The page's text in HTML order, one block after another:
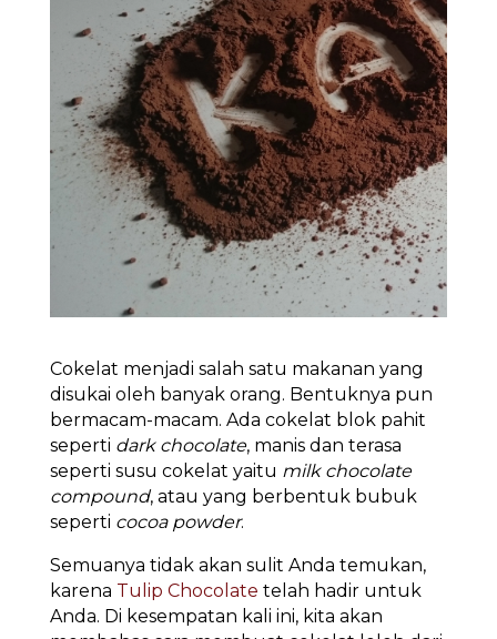
Cokelat menjadi salah satu makanan yang
disukai oleh banyak orang. Bentuknya pun
bermacam-macam. Ada cokelat blok pahit
seperti dark chocolate, manis dan terasa
seperti susu cokelat yaitu milk chocolate
compound, atau yang berbentuk bubuk
seperti cocoa powder.
Semuanya tidak akan sulit Anda temukan,
karena Tulip Chocolate telah hadir untuk
Anda. Di kesempatan kali ini, kita akan